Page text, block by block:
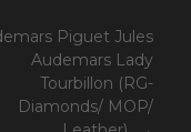
Piguet Jules
Audemars Lady
Tourbillon (RG-
Diamonds/ MOP/